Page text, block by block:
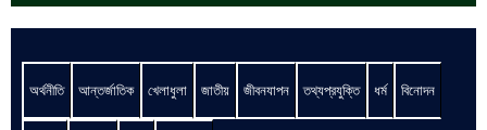
অর্থনীতি আন্তর্জাতিক খেলাধুলা জাতীয় জীবনযাপন তথ্যপ্রযুক্তি ধর্ম বিনোদন